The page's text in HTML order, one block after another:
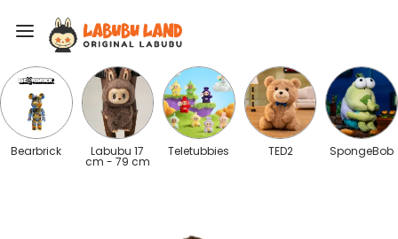
Bearbrick Labubu 17
cm - 79 cm
Teletubbies TED2 SpongeBob